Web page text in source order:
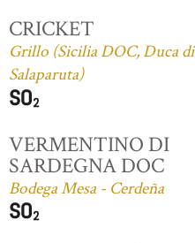
CRICKET
Grillo (Sicilia DOC, Duca di
Salaparuta)
VERMENTINO DI
SARDEGNA DOC
Bodega Mesa - Cerdeña